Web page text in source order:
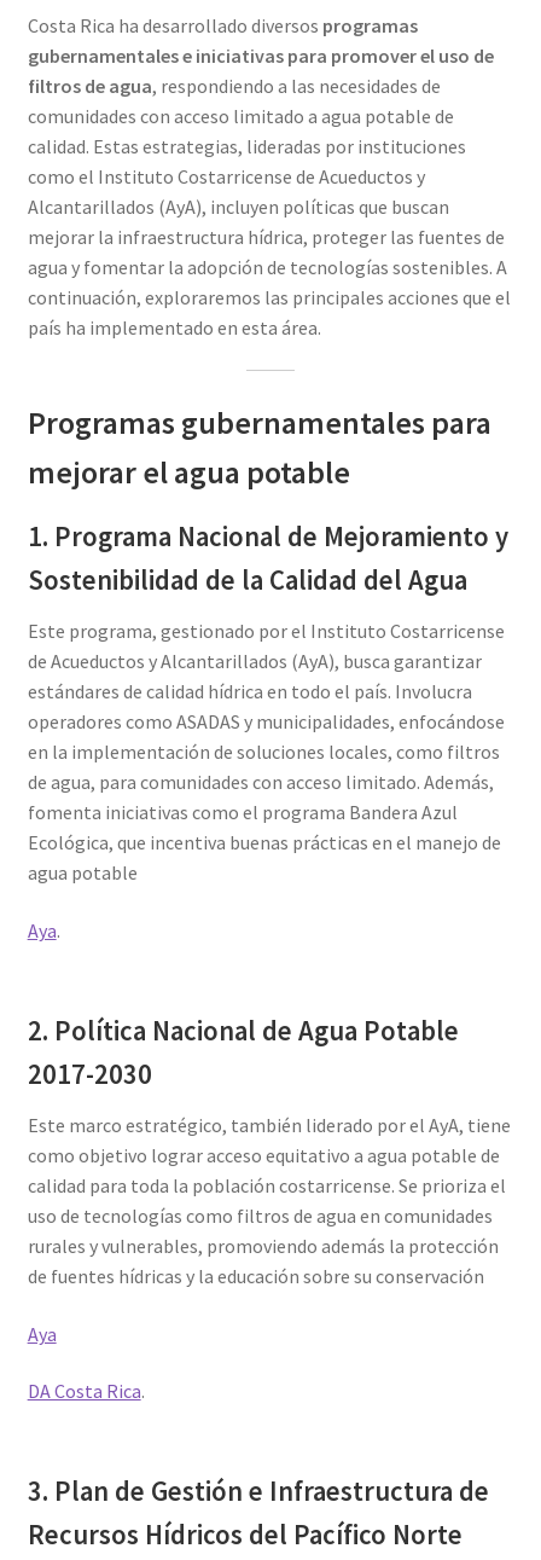
Costa Rica ha desarrollado diversos programas
gubernamentales e iniciativas para promover el uso de
filtros de agua, respondiendo a las necesidades de
comunidades con acceso limitado a agua potable de
calidad. Estas estrategias, lideradas por instituciones
como el Instituto Costarricense de Acueductos y
Alcantarillados (AyA), incluyen políticas que buscan
mejorar la infraestructura hídrica, proteger las fuentes de
agua y fomentar la adopción de tecnologías sostenibles. A
continuación, exploraremos las principales acciones que el
país ha implementado en esta área.
Programas gubernamentales para
mejorar el agua potable
1. Programa Nacional de Mejoramiento y
Sostenibilidad de la Calidad del Agua
Este programa, gestionado por el Instituto Costarricense
de Acueductos y Alcantarillados (AyA), busca garantizar
estándares de calidad hídrica en todo el país. Involucra
operadores como ASADAS y municipalidades, enfocándose
en la implementación de soluciones locales, como filtros
de agua, para comunidades con acceso limitado. Además,
fomenta iniciativas como el programa Bandera Azul
Ecológica, que incentiva buenas prácticas en el manejo de
agua potable​
Aya.
2. Política Nacional de Agua Potable
2017-2030
Este marco estratégico, también liderado por el AyA, tiene
como objetivo lograr acceso equitativo a agua potable de
calidad para toda la población costarricense. Se prioriza el
uso de tecnologías como filtros de agua en comunidades
rurales y vulnerables, promoviendo además la protección
de fuentes hídricas y la educación sobre su conservación​
Aya
DA Costa Rica.
3. Plan de Gestión e Infraestructura de
Recursos Hídricos del Pacífico Norte